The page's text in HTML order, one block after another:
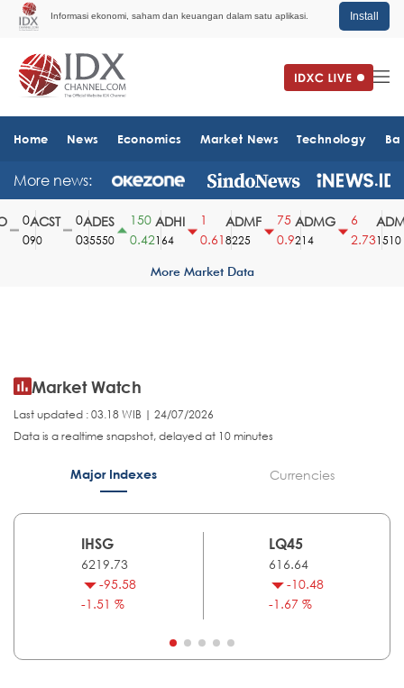
Informasi ekonomi, saham dan keuangan dalam satu aplikasi. Install
Home News Economics Market News Technology
More news:
ACST
90
ADES
35550
150
0.42
ADHI
164
0.61
ADMF
8225
75
0.9
ADMG
214
2.73
ADMR
1510
More Market Data
Market Watch
Last updated : 03.18 WIB | 24/07/2026
Data is a realtime snapshot, delayed at 10 minutes
Major Indexes Currencies
IHSG
6219.73
-95.58
-1.51 %
LQ45
616.64
-10.48
-1.67 %